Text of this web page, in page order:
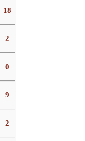
18
2
0
9
2